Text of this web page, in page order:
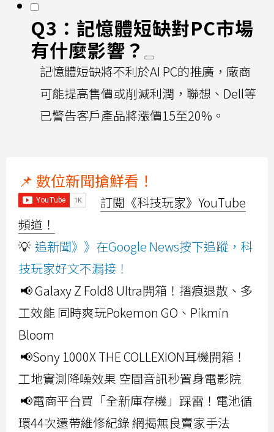
Q3：記憶體短缺對PC市場
有什麼影響？
記憶體短缺將不利於AI PC的推廣，廠商
可能提高售價或削減利潤，聯想、Dell等
已警告客戶產品將漲價15至20%。
📌 數位新聞搶鮮看！
訂閱《科技玩家》YouTube
頻道！
💡 追新聞》》在Google News按下追蹤，科
技玩家好文不漏接！
📢 Galaxy Z Fold8 Ultra開箱！摺痕退散、多
工效能 同時爽玩Pokemon GO、Pikmin
Bloom
📢Sony 1000X THE COLLEXION耳機開箱！
工地實測降噪效果 空間音訊秒置身電影院
📢電商平台買「全新庫存機」踩雷！電池循
環44次還帶維修紀錄 網揭無良賣家手法